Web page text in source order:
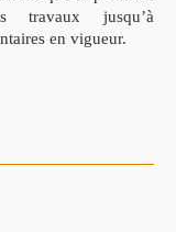
jusqu’à
en vigueur.